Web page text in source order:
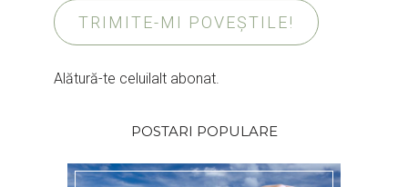
TRIMITE-MI POVEȘTILE!
Alătură-te celuilalt abonat.
POSTARI POPULARE